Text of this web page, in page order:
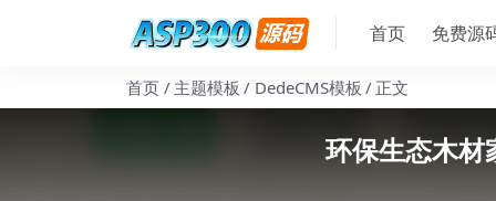
首页 免费源
首页 主题模板 DedeCMS模板 正文
环保生态木材